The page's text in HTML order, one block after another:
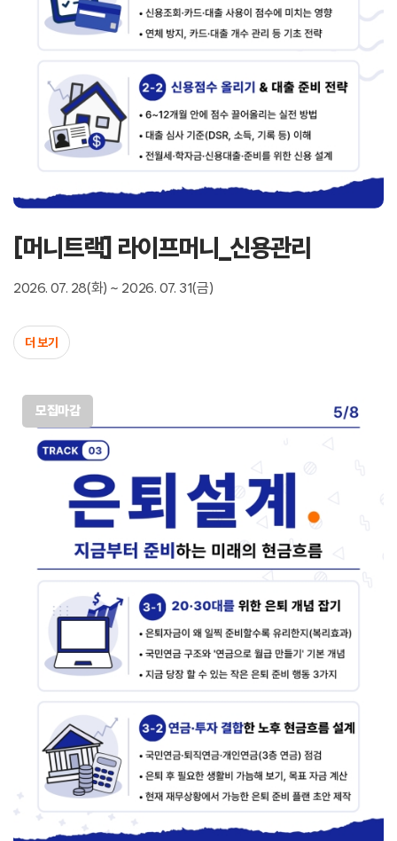
[머니트랙] 라이프머니_신용관리
2026. 07. 28(화) ~ 2026. 07. 31(금)
더 보기
모집마감